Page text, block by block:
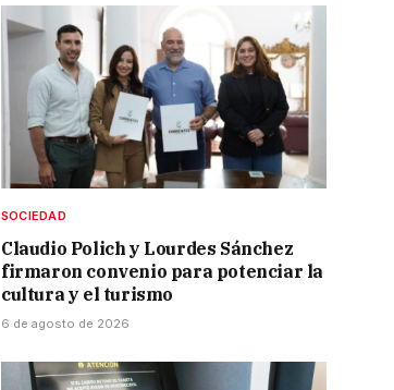
SOCIEDAD
Claudio Polich y Lourdes Sánchez
firmaron convenio para potenciar la
cultura y el turismo
6 de agosto de 2026